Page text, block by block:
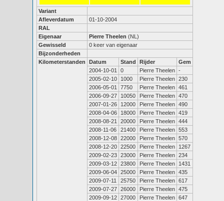
Variant
Afleverdatum
01-10-2004
RAL
Eigenaar
Pierre Theelen (NL)
Gewisseld
0 keer van eigenaar
Bijzonderheden
Kilometerstanden
Datum Stand Rijder
Gem
2004-10-01
0 Pierre Theelen -
2005-02-10
1000 Pierre Theelen 230
2006-05-01
7750 Pierre Theelen 461
2006-09-27
10050 Pierre Theelen 470
2007-01-26
12000 Pierre Theelen 490
2008-04-06
18000 Pierre Theelen 419
2008-08-21
20000 Pierre Theelen 444
2008-11-06
21400 Pierre Theelen 553
2008-12-08 22000 Pierre Theelen 570
2008-12-20 22500 Pierre Theelen
1267
2009-02-23 23000 Pierre Theelen 234
2009-03-12 23800 Pierre Theelen
1431
2009-06-04 25000 Pierre Theelen 435
2009-07-11
25750 Pierre Theelen 617
2009-07-27 26000 Pierre Theelen 475
2009-09-12 27000 Pierre Theelen 647